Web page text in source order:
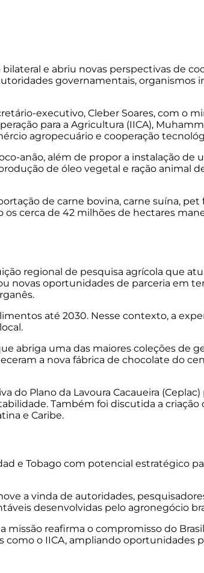
e abriu novas perspectivas de
governamentais, organismos
executivo, Cleber Soares, com o
para a Agricultura (IICA),
agropecuário e cooperação
anão, além de propor a instalação de
de óleo vegetal e ração animal
de carne bovina, carne suína, pet
cerca de 42 milhões de hectares
regional de pesquisa agrícola que
novas oportunidades de parceria em
até 2030. Nesse contexto, a
abriga uma das maiores coleções de
a nova fábrica de chocolate do
do Plano da Lavoura Cacaueira (Ceplac)
Também foi discutida a criação
e Caribe.
e Tobago com potencial estratégico
a vinda de autoridades,
desenvolvidas pelo agronegócio
reafirma o compromisso do
como o IICA, ampliando oportunidades